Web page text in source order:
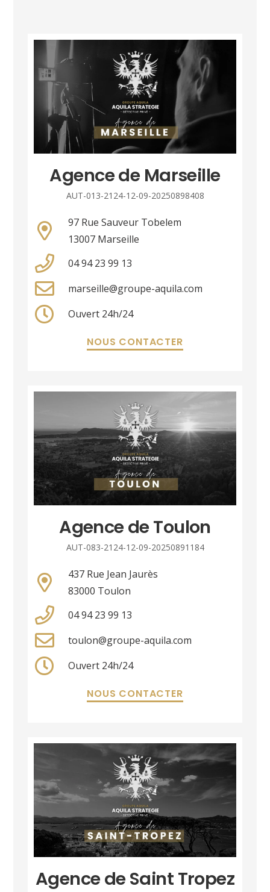
Agence de Marseille
AUT-013-2124-12-09-20250898408
97 Rue Sauveur Tobelem
13007 Marseille
04 94 23 99 13
marseille@groupe-aquila.com
Ouvert 24h/24
NOUS CONTACTER
Agence de Toulon
AUT-083-2124-12-09-20250891184
437 Rue Jean Jaurès
83000 Toulon
04 94 23 99 13
toulon@groupe-aquila.com
Ouvert 24h/24
NOUS CONTACTER
Agence de Saint Tropez